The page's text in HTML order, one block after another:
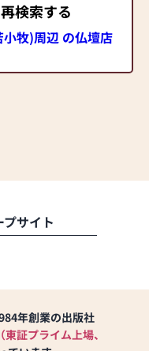
検索する
牧)周辺 の仏壇店
サイト
年創業の出版社
証プライム上場、